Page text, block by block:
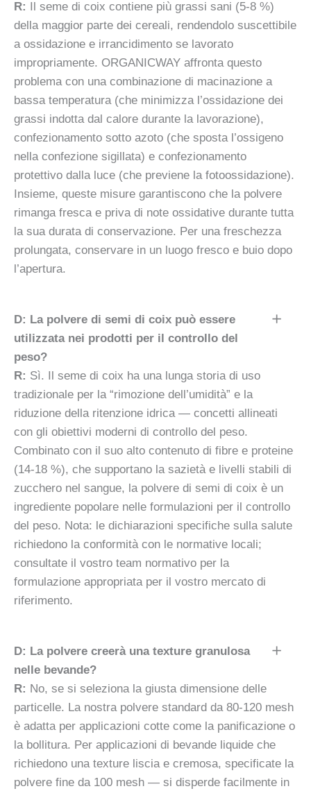
R: Il seme di coix contiene più grassi sani (5-8 %)
della maggior parte dei cereali, rendendolo suscettibile
a ossidazione e irrancidimento se lavorato
impropriamente. ORGANICWAY affronta questo
problema con una combinazione di macinazione a
bassa temperatura (che minimizza l’ossidazione dei
grassi indotta dal calore durante la lavorazione),
confezionamento sotto azoto (che sposta l’ossigeno
nella confezione sigillata) e confezionamento
protettivo dalla luce (che previene la fotoossidazione).
Insieme, queste misure garantiscono che la polvere
rimanga fresca e priva di note ossidative durante tutta
la sua durata di conservazione. Per una freschezza
prolungata, conservare in un luogo fresco e buio dopo
l’apertura.
D: La polvere di semi di coix può essere
utilizzata nei prodotti per il controllo del
peso?
R: Sì. Il seme di coix ha una lunga storia di uso
tradizionale per la “rimozione dell’umidità” e la
riduzione della ritenzione idrica — concetti allineati
con gli obiettivi moderni di controllo del peso.
Combinato con il suo alto contenuto di fibre e proteine
(14-18 %), che supportano la sazietà e livelli stabili di
zucchero nel sangue, la polvere di semi di coix è un
ingrediente popolare nelle formulazioni per il controllo
del peso. Nota: le dichiarazioni specifiche sulla salute
richiedono la conformità con le normative locali;
consultate il vostro team normativo per la
formulazione appropriata per il vostro mercato di
riferimento.
D: La polvere creerà una texture granulosa
nelle bevande?
R: No, se si seleziona la giusta dimensione delle
particelle. La nostra polvere standard da 80-120 mesh
è adatta per applicazioni cotte come la panificazione o
la bollitura. Per applicazioni di bevande liquide che
richiedono una texture liscia e cremosa, specificate la
polvere fine da 100 mesh — si disperde facilmente in